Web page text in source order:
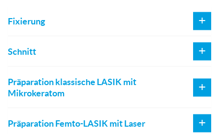
Fixierung
Schnitt
Präparation klassische LASIK mit
Mikrokeratom
Präparation Femto-LASIK mit Laser